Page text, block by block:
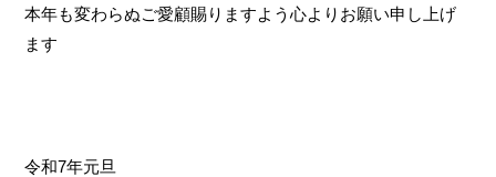
本年も変わらぬご愛顧賜りますよう心よりお願い申し上げ
ます
令和7年元旦